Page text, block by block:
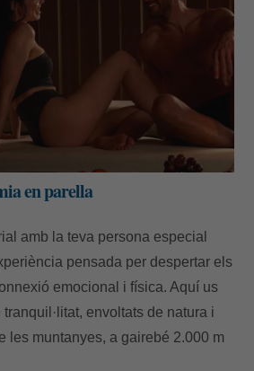
en parella
amb la teva persona especial
pensada per despertar els
emocional i física. Aquí us
envoltats de natura i
les muntanyes, a gairebé 2.000 m